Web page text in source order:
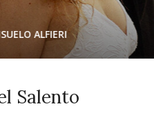
EMMA MARRONE E FABRI FIBRA
10 Luglio 2026
Salento